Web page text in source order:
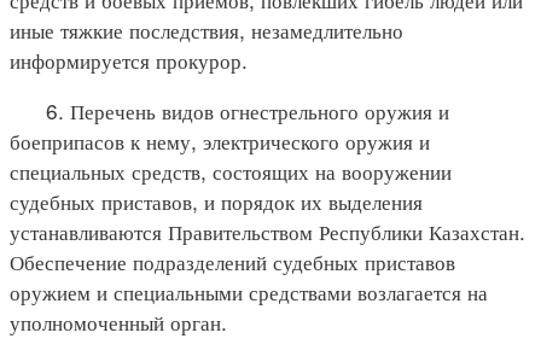
иные тяжкие последствия, незамедлительно
информируется прокурор.
6. Перечень видов огнестрельного оружия и
боеприпасов к нему, электрического оружия и
специальных средств, состоящих на вооружении
судебных приставов, и порядок их выделения
устанавливаются Правительством Республики Казахстан.
Обеспечение подразделений судебных приставов
оружием и специальными средствами возлагается на
уполномоченный орган.